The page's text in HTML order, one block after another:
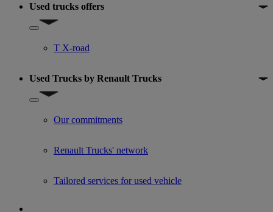
Used trucks offers
Show submenu for Used trucks offers
T X-road
Used Trucks by Renault Trucks
Show submenu for Used Trucks by Renault Trucks
Our commitments
Renault Trucks' network
Tailored services for used vehicle